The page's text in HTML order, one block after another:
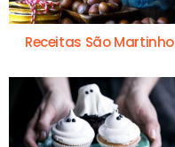
Receitas São Martinho